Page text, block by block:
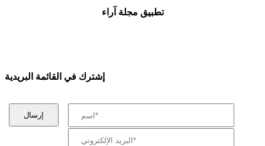
تطبيق مجلة آراء
إشترك في القائمة البريدية